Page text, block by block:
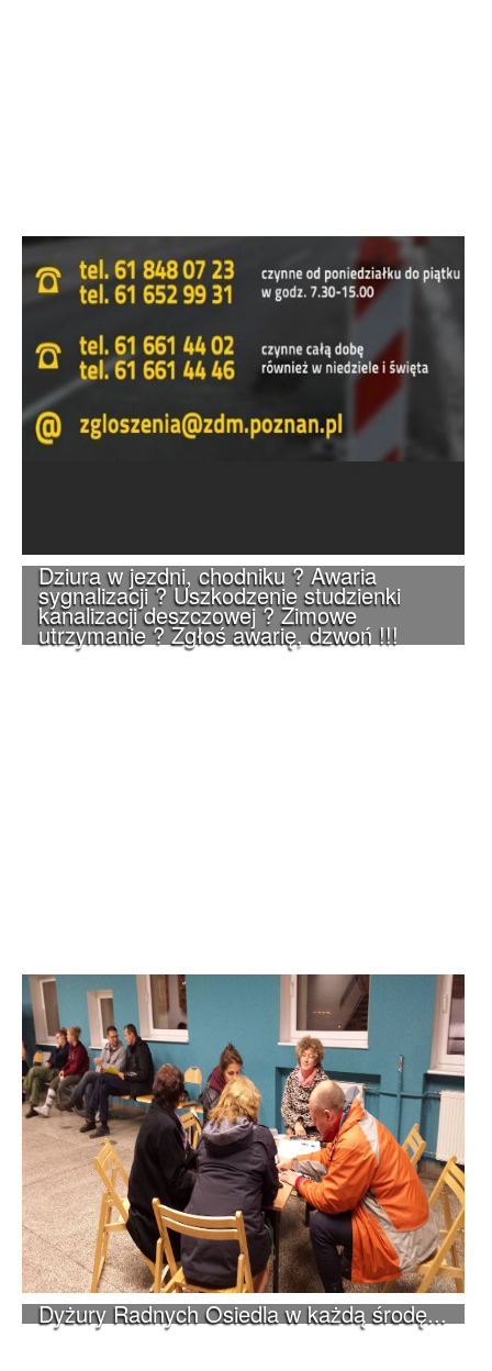
Dziura w jezdni, chodniku ? Awaria
sygnalizacji ? Uszkodzenie studzienki
kanalizacji deszczowej ? Zimowe
utrzymanie ? Zgłoś awarię, dzwoń !!!
Dyżury Radnych Osiedla w każdą środę...